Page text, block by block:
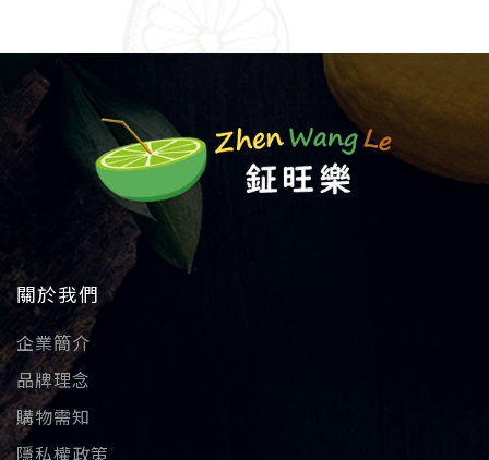
關於我們
企業簡介
品牌理念
購物需知
隱私權政策